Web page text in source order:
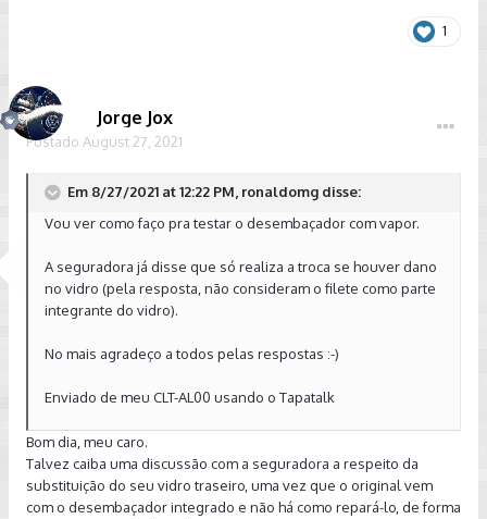
1
Jorge Jox
Postado August 27, 2021
Em 8/27/2021 at 12:22 PM, ronaldomg disse:
Vou ver como faço pra testar o desembaçador com vapor.
A seguradora já disse que só realiza a troca se houver dano
no vidro (pela resposta, não consideram o filete como parte
integrante do vidro).
No mais agradeço a todos pelas respostas :-)
Enviado de meu CLT-AL00 usando o Tapatalk
Bom dia, meu caro.
Talvez caiba uma discussão com a seguradora a respeito da
substituição do seu vidro traseiro, uma vez que o original vem
com o desembaçador integrado e não há como repará-lo, de forma